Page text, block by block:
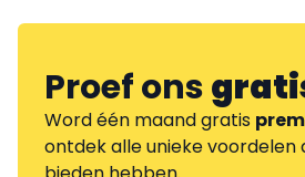
Proef ons
Word één maand gratis
ontdek alle unieke voordelen